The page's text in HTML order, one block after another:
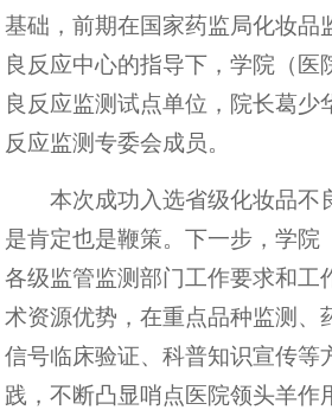
基础，前期在国家药监局化妆品
良反应中心的指导下，学院（医
良反应监测试点单位，院长葛少
反应监测专委会成员。
本次成功入选省级化妆品不
是肯定也是鞭策。下一步，学院
各级监管监测部门工作要求和工
术资源优势，在重点品种监测、
信号临床验证、科普知识宣传等
践，不断凸显哨点医院领头羊作